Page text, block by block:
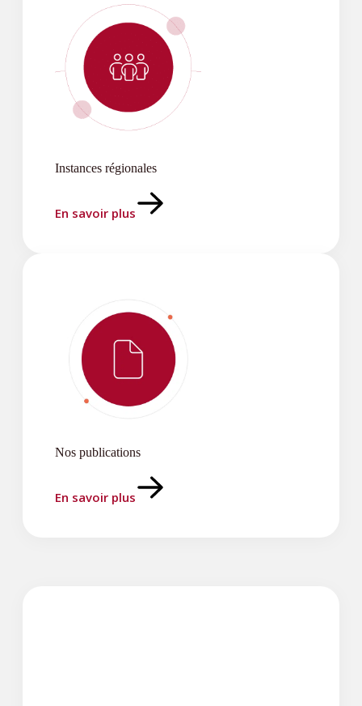
Instances régionales
En savoir plus
Nos publications
En savoir plus